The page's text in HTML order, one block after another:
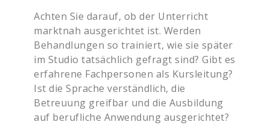
Achten Sie darauf, ob der Unterricht
marktnah ausgerichtet ist. Werden
Behandlungen so trainiert, wie sie später
im Studio tatsächlich gefragt sind? Gibt es
erfahrene Fachpersonen als Kursleitung?
Ist die Sprache verständlich, die
Betreuung greifbar und die Ausbildung
auf berufliche Anwendung ausgerichtet?